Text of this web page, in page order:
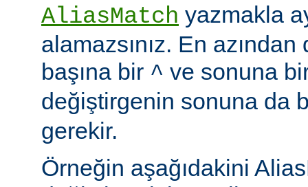
AliasMatch yazmakla
alamazsınız. En
başına bir ^ ve sonuna
değiştirgenin sonuna da
gerekir.
Örneğin aşağıdakini